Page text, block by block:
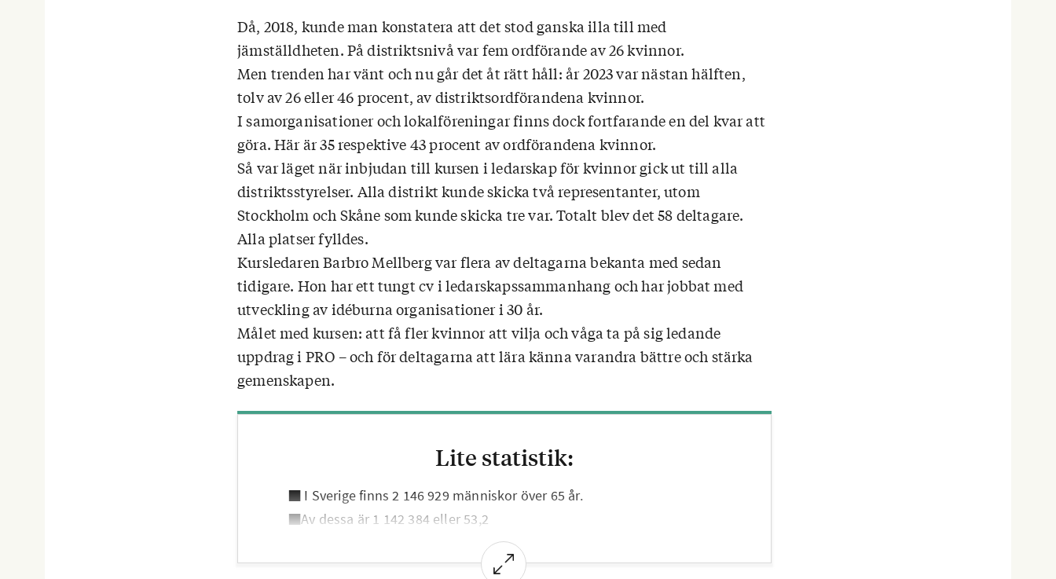
Då, 2018, kunde man konstatera att det stod ganska illa till med
jämställdheten. På distriktsnivå var fem ordförande av 26 kvinnor.
Men trenden har vänt och nu går det åt rätt håll: år 2023 var nästan hälften,
tolv av 26 eller 46 procent, av distriktsordförandena kvinnor.
I samorganisationer och lokalföreningar finns dock fortfarande en del kvar att
göra. Här är 35 respektive 43 procent av ordförandena kvinnor.
Så var läget när inbjudan till kursen i ledarskap för kvinnor gick ut till alla
distriktsstyrelser. Alla distrikt kunde skicka två representanter, utom
Stockholm och Skåne som kunde skicka tre var. Totalt blev det 58 deltagare.
Alla platser fylldes.
Kursledaren Barbro Mellberg var flera av deltagarna bekanta med sedan
tidigare. Hon har ett tungt cv i ledarskapssammanhang och har jobbat med
utveckling av idéburna organisationer i 30 år.
Målet med kursen: att få fler kvinnor att vilja och våga ta på sig ledande
uppdrag i PRO – och för deltagarna att lära känna varandra bättre och stärka
gemenskapen.
Lite statistik:
■ I Sverige finns 2 146 929 människor över 65 år.
■Av dessa är 1 142 384 eller 53,2
■ PRO har cirka 270 000 medlemmar varav 164 700 eller 61 procent är